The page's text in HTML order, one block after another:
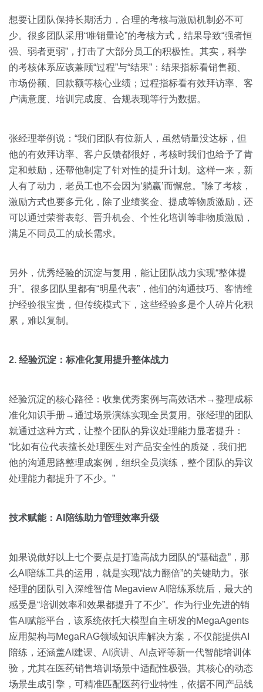
想要让团队保持长期活力，合理的考核与激励机制必不可
少。很多团队采用“唯销量论”的考核方式，结果导致“强者恒
强、弱者更弱”，打击了大部分员工的积极性。其实，科学
的考核体系应该兼顾“过程”与“结果”：结果指标看销售额、
市场份额、回款额等核心业绩；过程指标看有效拜访率、客
户满意度、培训完成度、合规表现等行为数据。
张经理举例说：“我们团队有位新人，虽然销量没达标，但
他的有效拜访率、客户反馈都很好，考核时我们也给予了肯
定和鼓励，还帮他制定了针对性的提升计划。这样一来，新
人有了动力，老员工也不会因为‘躺赢’而懈怠。”除了考核，
激励方式也要多元化，除了业绩奖金、提成等物质激励，还
可以通过荣誉表彰、晋升机会、个性化培训等非物质激励，
满足不同员工的成长需求。
另外，优秀经验的沉淀与复用，能让团队战力实现“整体提
升”。很多团队里都有“明星代表”，他们的沟通技巧、客情维
护经验很宝贵，但传统模式下，这些经验多是个人碎片化积
累，难以复制。
2. 经验沉淀：标准化复用提升整体战力
经验沉淀的核心路径：收集优秀案例与高效话术→整理成标
准化知识手册→通过场景演练实现全员复用。张经理的团队
就通过这种方式，让整个团队的异议处理能力显著提升：
“比如有位代表擅长处理医生对产品安全性的质疑，我们把
他的沟通思路整理成案例，组织全员演练，整个团队的异议
处理能力都提升了不少。”
技术赋能：AI陪练助力管理效率升级
如果说做好以上七个要点是打造高战力团队的“基础盘”，那
么AI陪练工具的运用，就是实现“战力翻倍”的关键助力。张
经理的团队引入深维智信 Megaview AI陪练系统后，最大的
感受是“培训效率和效果都提升了不少”。作为行业先进的销
售AI赋能平台，该系统依托大模型自主研发的MegaAgents
应用架构与MegaRAG领域知识库解决方案，不仅能提供AI
陪练，还涵盖AI建课、AI演讲、AI点评等新一代智能培训体
验，尤其在医药销售培训场景中适配性极强。其核心的动态
场景生成引擎，可精准匹配医药行业特性，依据不同产品线